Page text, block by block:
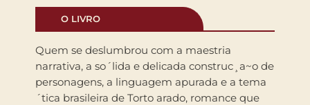
O LIVRO
Quem se deslumbrou com a maestria
narrativa, a so´lida e delicada construc¸a~o de
personagens, a linguagem apurada e a tema
´tica brasileira de Torto arado, romance que